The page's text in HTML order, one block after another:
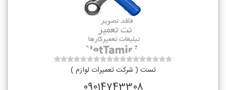
تست ( شرکت تعمیرات لوازم )